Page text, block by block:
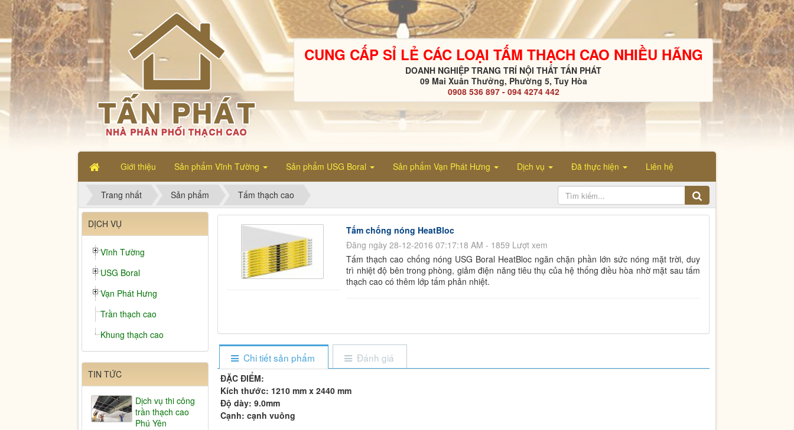
CUNG CẤP SỈ LẺ CÁC LOẠI TẤM THẠCH CAO NHIỀU HÃNG
DOANH NGHIỆP TRANG TRÍ NỘI THẤT TẤN PHÁT
09 Mai Xuân Thưởng, Phường 5, Tuy Hòa
0908 536 897 - 094 4274 442
Giới thiệu Sản phẩm Vĩnh Tường Sản phẩm USG Boral Sản phẩm Vạn Phát Hưng Dịch vụ Đã thực hiện Liên hệ
Trang nhất Sản phẩm Tấm thạch cao
Tấm chống nóng HeatBloc
Đăng ngày 28-12-2016 07:17:18 AM - 1859 Lượt xem
Tấm thạch cao chống nóng USG Boral HeatBloc ngăn chặn phần lớn sức nóng mặt trời, duy
trì nhiệt độ bên trong phòng, giảm điện năng tiêu thụ của hệ thống điều hòa nhờ mặt sau tấm
thạch cao có thêm lớp tấm phản nhiệt.
Chi tiết sản phẩm Đánh giá
ĐẶC ĐIỂM:
Kích thước: 1210 mm x 2440 mm
Độ dày: 9.0mm
Cạnh: cạnh vuông
DỊCH VỤ
Vĩnh Tường
USG Boral
Vạn Phát Hưng
Trần thạch cao
Khung thạch cao
TIN TỨC
Dịch vụ thi công
trần thạch cao
Phú Yên